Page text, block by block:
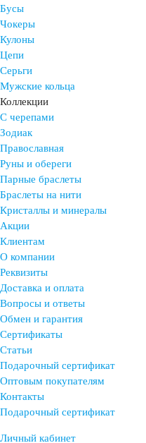
Бусы
Чокеры
Кулоны
Цепи
Серьги
Мужские кольца
Коллекции
С черепами
Зодиак
Православная
Руны и обереги
Парные браслеты
Браслеты на нити
Кристаллы и минералы
Акции
Клиентам
О компании
Реквизиты
Доставка и оплата
Вопросы и ответы
Обмен и гарантия
Сертификаты
Статьи
Подарочный сертификат
Оптовым покупателям
Контакты
Подарочный сертификат
Личный кабинет